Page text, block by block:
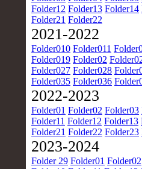
Folder12 Folder13 Folder14
Folder21 Folder22
2021-2022
Folder010 Folder011
Folder019 Folder02
Folder027 Folder028
Folder035 Folder036
2022-2023
Folder01 Folder02 Folder03
Folder11 Folder12 Folder13
Folder21 Folder22 Folder23
2023-2024
Folder 29 Folder01 Folder02